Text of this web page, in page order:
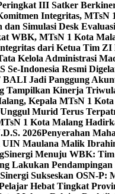
III Satker
Integritas, MTsN
dan Simulasi Desk
WBK, MTsN 1 Kota
dari Ketua Tim
Kelola Administrasi
Se-Indonesia Resmi
Jadi Panggung
Tampilkan Kinerja
Kepala MTsN 1
Murid Terus
1 Kota Malang
2026Penyerahan
UIN Maulana Malik
Sinergi Menuju WBK: Tim
Lakukan
Sinergi Sukseskan OSN-P:
Hebat Tingkat